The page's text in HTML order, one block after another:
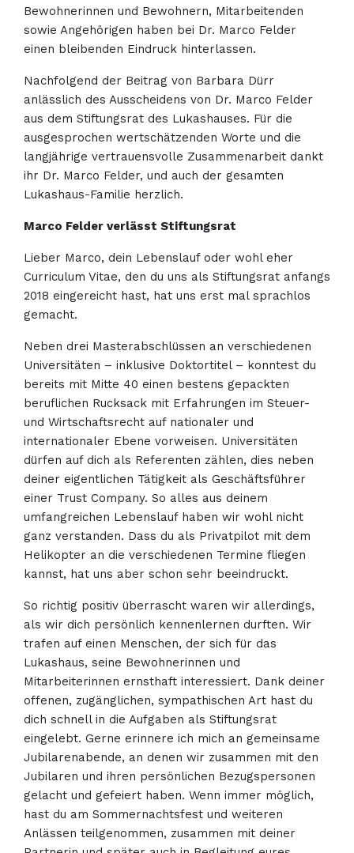
Bewohnerinnen und Bewohnern, Mitarbeitenden
sowie Angehörigen haben bei Dr. Marco Felder
einen bleibenden Eindruck hinterlassen.
Nachfolgend der Beitrag von Barbara Dürr
anlässlich des Ausscheidens von Dr. Marco Felder
aus dem Stiftungsrat des Lukashauses. Für die
ausgesprochen wertschätzenden Worte und die
langjährige vertrauensvolle Zusammenarbeit dankt
ihr Dr. Marco Felder, und auch der gesamten
Lukashaus-Familie herzlich.
Marco Felder verlässt Stiftungsrat
Lieber Marco, dein Lebenslauf oder wohl eher
Curriculum Vitae, den du uns als Stiftungsrat anfangs
2018 eingereicht hast, hat uns erst mal sprachlos
gemacht.
Neben drei Masterabschlüssen an verschiedenen
Universitäten – inklusive Doktortitel – konntest du
bereits mit Mitte 40 einen bestens gepackten
beruflichen Rucksack mit Erfahrungen im Steuer-
und Wirtschaftsrecht auf nationaler und
internationaler Ebene vorweisen. Universitäten
dürfen auf dich als Referenten zählen, dies neben
deiner eigentlichen Tätigkeit als Geschäftsführer
einer Trust Company. So alles aus deinem
umfangreichen Lebenslauf haben wir wohl nicht
ganz verstanden. Dass du als Privatpilot mit dem
Helikopter an die verschiedenen Termine fliegen
kannst, hat uns aber schon sehr beeindruckt.
So richtig positiv überrascht waren wir allerdings,
als wir dich persönlich kennenlernen durften. Wir
trafen auf einen Menschen, der sich für das
Lukashaus, seine Bewohnerinnen und
Mitarbeiterinnen ernsthaft interessiert. Dank deiner
offenen, zugänglichen, sympathischen Art hast du
dich schnell in die Aufgaben als Stiftungsrat
eingelebt. Gerne erinnere ich mich an gemeinsame
Jubilarenabende, an denen wir zusammen mit den
Jubilaren und ihren persönlichen Bezugspersonen
gelacht und gefeiert haben. Wenn immer möglich,
hast du am Sommernachtsfest und weiteren
Anlässen teilgenommen, zusammen mit deiner